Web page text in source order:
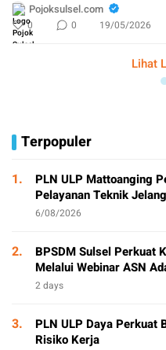
Pojoksulsel.com
0 0 19/05/2026
Lihat
Terpopuler
1.
PLN ULP Mattoanging
Pelayanan Teknik
6/08/2026
2.
BPSDM Sulsel Perkuat
Melalui Webinar ASN
2 days
3.
PLN ULP Daya Perkuat
Risiko Kerja